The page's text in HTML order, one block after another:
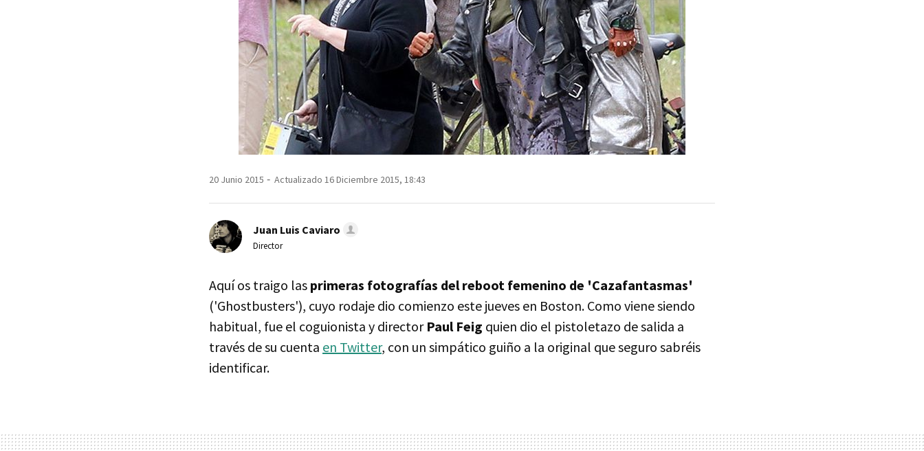
20 Junio 2015 Actualizado 16 Diciembre 2015, 18:43
Juan Luis Caviaro
Director
Aquí os traigo las primeras fotografías del reboot femenino de 'Cazafantasmas'
('Ghostbusters'), cuyo rodaje dio comienzo este jueves en Boston. Como viene siendo
habitual, fue el coguionista y director Paul Feig quien dio el pistoletazo de salida a
través de su cuenta en Twitter, con un simpático guiño a la original que seguro sabréis
identificar.